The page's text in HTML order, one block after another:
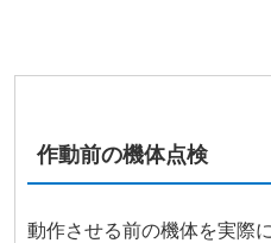
作動前の機体点検
動作させる前の機体を実際